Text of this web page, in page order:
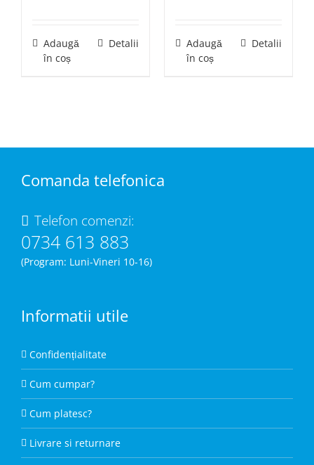
Adaugă
în coș
Detalii
Adaugă
în coș
Detalii
Comanda telefonica
Telefon comenzi:
0734 613 883
(Program: Luni-Vineri 10-16)
Informatii utile
Confidențialitate
Cum cumpar?
Cum platesc?
Livrare si returnare